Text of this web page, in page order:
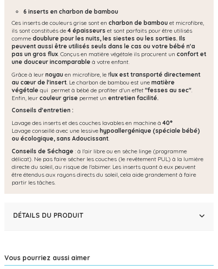
6 inserts en charbon de bambou
Ces inserts de couleurs grise sont en charbon de bambou et microfibre,
ils sont constitués de 4 épaisseurs et sont parfaits pour être utilisés
comme doublure pour les nuits, les siestes ou les sorties. Ils
peuvent aussi être utilisés seuls dans le cas ou votre bébé n'a
pas un gros flux. Conçus en matière végétale ils procurent un confort et
une douceur incomparable à votre enfant.
Grâce à leur noyau en microfibre, le flux est transporté directement
au cœur de l'insert . Le charbon de bambou est une matière
végétale qui permet à bébé de profiter d'un effet "fesses au sec"
Enfin, leur couleur grise permet un entretien facilité.
Conseils d'entretien :
Lavage des inserts et des couches lavables en machine à 40°
Lavage conseillé avec une lessive hypoallergénique (spéciale bébé)
ou écologique, sans Adoucissant.
Conseils de Séchage : à l'air libre ou en sèche linge (programme
délicat). Ne pas faire sécher les couches (le revêtement PUL) à la lumière
directe du soleil, au risque de l'abimer. Les inserts quant à eux peuvent
être étendus aux rayons directs du soleil, cela aide grandement à faire
partir les tâches.
DÉTAILS DU PRODUIT
Vous pourriez aussi aimer